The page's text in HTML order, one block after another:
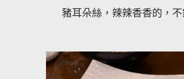
豬耳朵絲，辣辣香香的，不